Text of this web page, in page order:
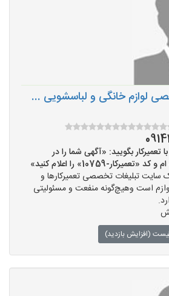
لوازم خانگی و لباسشویی ...
بگویید: «آگهی شما را در
10759» را اعلام کنید»
سایت تبلیغات تخصصی تعمیرکارها و
است وهیچ‌گونه منفعت و مسئولیتی
(افزایش بازدید)